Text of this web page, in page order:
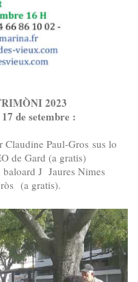
2023
de setembre :
Claudine Paul-Gros sus lo
de Gard (a gratis)
J Jaures Nimes
(a gratis).